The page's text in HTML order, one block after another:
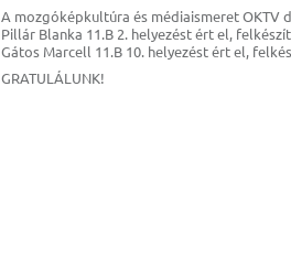
A mozgóképkultúra és médiaismeret OKTV
Pillár Blanka 11.B 2. helyezést ért el,
Gátos Marcell 11.B 10. helyezést ért el,
GRATULÁLUNK!